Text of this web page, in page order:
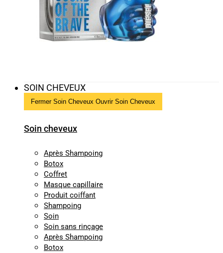
SOIN CHEVEUX
Fermer Soin Cheveux Ouvrir Soin Cheveux
Soin cheveux
Après Shampoing
Botox
Coffret
Masque capillaire
Produit coiffant
Shampoing
Soin
Soin sans rinçage
Après Shampoing
Botox